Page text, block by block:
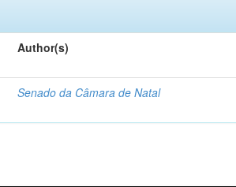
Author(s)
Senado da Câmara de Natal